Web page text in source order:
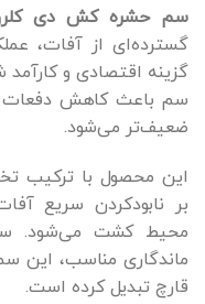
سم حشره کش دی
گسترده‌ای از آفات،
گزینه اقتصادی و
سم باعث کاهش دفعات
ضعیف‌تر می‌شود.
این محصول با ترکیب
بر نابودکردن سریع
محیط کشت می‌شود.
ماندگاری مناسب، این
قارچ تبدیل کرده است.